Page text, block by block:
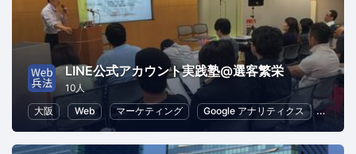
LINE公式アカウント実践塾@選客繁栄
10人
大阪
Web マーケティング Google アナリティクス SNS